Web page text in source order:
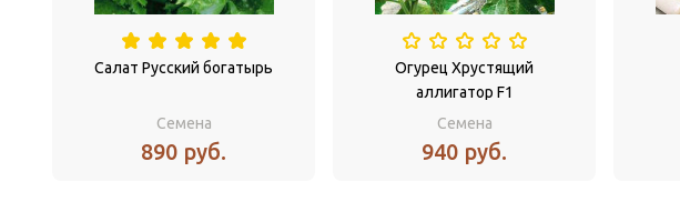
Салат Русский богатырь
Семена
890 руб.
Огурец Хрустящий
аллигатор F1
Семена
940 руб.